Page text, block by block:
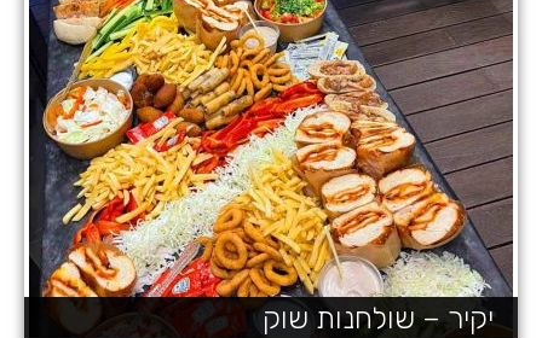
יקיר – שולחנות שוק